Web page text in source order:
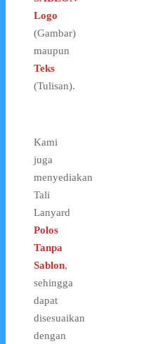
Logo
(Gambar)
maupun
Teks
(Tulisan).
Kami
juga
menyediakan
Tali
Lanyard
Polos
Tanpa
Sablon,
sehingga
dapat
disesuaikan
dengan